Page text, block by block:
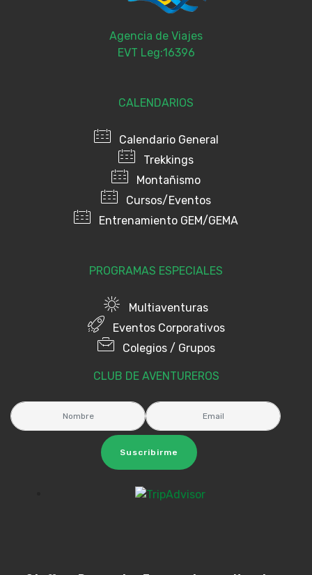
Agencia de Viajes
EVT Leg:16396
CALENDARIOS
Calendario General
Trekkings
Montañismo
Cursos/Eventos
Entrenamiento GEM/GEMA
PROGRAMAS ESPECIALES
Multiaventuras
Eventos Corporativos
Colegios / Grupos
CLUB DE AVENTUREROS
Suscribirme